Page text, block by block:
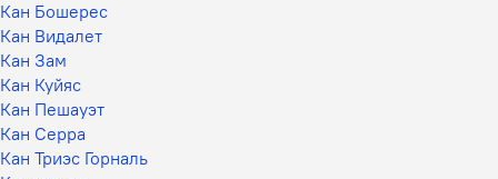
Кан Бошерес
Кан Видалет
Кан Зам
Кан Куйяс
Кан Пешауэт
Кан Серра
Кан Триэс Горналь